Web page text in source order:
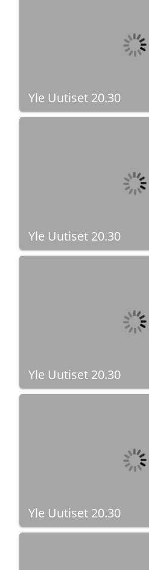
Yle Uutiset 20.30
Yle Uutiset 20.30
Yle Uutiset 20.30
Yle Uutiset 20.30